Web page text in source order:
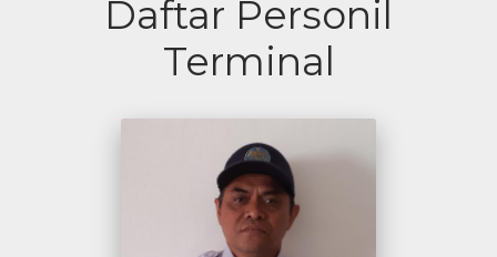
Daftar Personil
Terminal